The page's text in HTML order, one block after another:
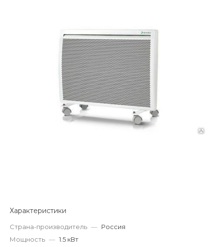
Характеристики
Страна-производитель — Россия
Мощность — 1.5 кВт